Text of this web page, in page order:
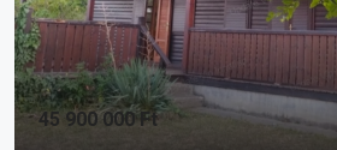
45 900 000 Ft